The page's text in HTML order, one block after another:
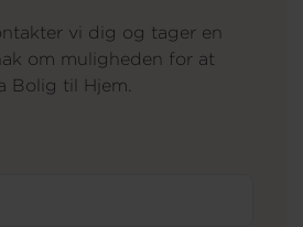
vi dig og tager en
om muligheden for at
Bolig til Hjem.